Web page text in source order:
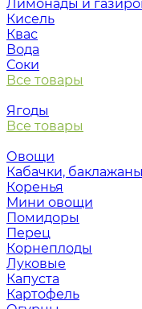
Лимонады и
Кисель
Квас
Вода
Соки
Все товары
Ягоды
Все товары
Овощи
Кабачки, баклажаны
Коренья
Мини овощи
Помидоры
Перец
Корнеплоды
Луковые
Капуста
Картофель